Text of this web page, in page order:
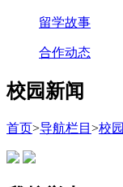
留学故事
合作动态
校园新闻
首页>导航栏目 >校